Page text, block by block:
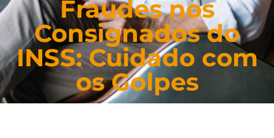
Fraudes nos
Consignados do
INSS: Cuidado com
os Golpes